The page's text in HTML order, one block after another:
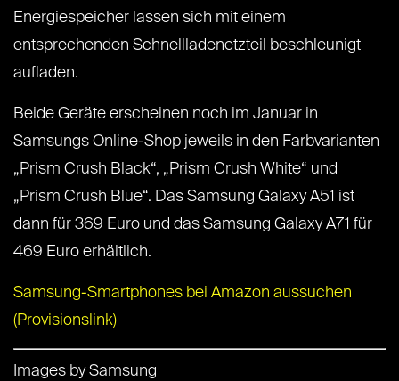
Energiespeicher lassen sich mit einem
entsprechenden Schnellladenetzteil beschleunigt
aufladen.
Beide Geräte erscheinen noch im Januar in
Samsungs Online-Shop jeweils in den Farbvarianten
„Prism Crush Black“, „Prism Crush White“ und
„Prism Crush Blue“. Das Samsung Galaxy A51 ist
dann für 369 Euro und das Samsung Galaxy A71 für
469 Euro erhältlich.
Samsung-Smartphones bei Amazon aussuchen
(Provisionslink)
Images by Samsung